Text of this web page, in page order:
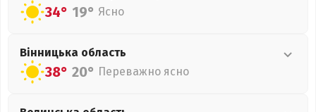
34° 19° Ясно
Вінницька область
38° 20° Переважно ясно